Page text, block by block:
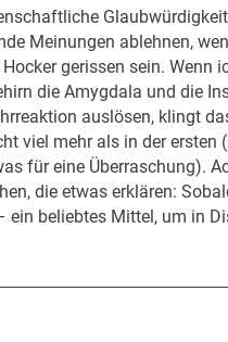
Meinungen ablehnen,
gerissen sein. Wenn
die Amygdala und die
auslösen, klingt
viel mehr als in der ersten
für eine Überraschung).
die etwas erklären:
beliebtes Mittel, um in